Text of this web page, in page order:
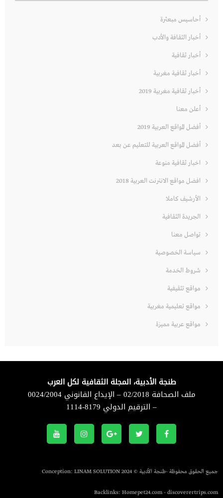
أحاسيس مبعثرة
أخبار الثقافة والأدب
أخبار ثقافية
أخبار ثقافية مغربية
أخبار ثقافية مغربية 2019
أعلن معنا
أفضل المواقع العربية 2019
أفضل المواقع العربية للتعليم عن بعد
اخبار ثقافية منوعة
افضل مواقع الانترنت العربية 2018
الأرشيف كاملا
الجريدة الثقافية
تواصل معنا
سياسة الخصوصية
شروط الخدمة
مواقع تثقيفية
مواقع تعليمية مغربية
مواقع عربية مميزة
طنجة الأدبية، المجلة الثقافية لكل العرب
ملف الصحافة 02/2018 – الإيداع القانوني 0024/2004
– الترقيم الدولي 8179-1114
جميع الحقوق محفوظة -طنجة الأدبية © 2024 Conception: LINAM SOLUTION
Backlinks: Homepet24.com - discoverertrips.com